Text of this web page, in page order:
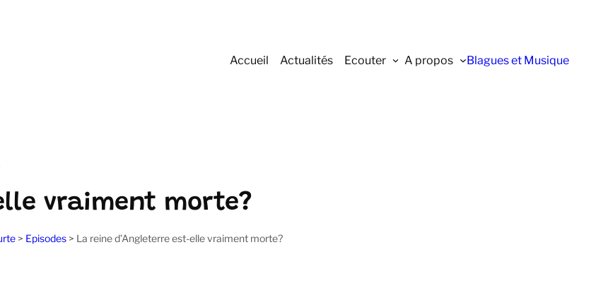
Accueil Actualités Ecouter A propos Blagues et Musique
vraiment morte?
> Episodes> La reine d’Angleterre est-elle vraiment morte?